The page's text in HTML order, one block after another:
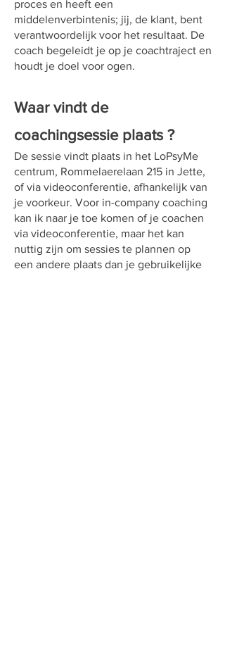
proces en heeft een
middelenverbintenis; jij, de klant, bent
verantwoordelijk voor het resultaat. De
coach begeleidt je op je coachtraject en
houdt je doel voor ogen.
Waar vindt de
coachingsessie plaats ?
De sessie vindt plaats in het LoPsyMe
centrum, Rommelaerelaan 215 in Jette,
of via videoconferentie, afhankelijk van
je voorkeur. Voor in-company coaching
kan ik naar je toe komen of je coachen
via videoconferentie, maar het kan
nuttig zijn om sessies te plannen op
een andere plaats dan je gebruikelijke